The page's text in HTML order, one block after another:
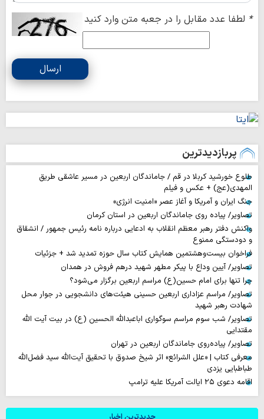
* لطفا عدد مقابل را در جعبه متن وارد کنید
ارسال
پربازدیدترین
طلوع خورشید کربلا در قم / جاماندگان اربعین در مسیر عاشقی طریق
المهدی(عج) + عکس و فیلم
جنگ ایران و آمریکا و آغاز عصر «امنیت انرژی»
تصاویر/ پیاده روی جاماندگان اربعین در استان کرمان
واکنش دفتر رهبر معظم انقلاب به ادعایی درباره نامه رئیس جمهور / انشقاق
و دودستگی ممنوع
فراخوان بیست‌وهشتمین همایش کتاب سال حوزه تمدید شد + جزئیات
تصاویر/ آیین وداع با پیکر مطهر شهید درهم فروش در همدان
چرا تنها برای امام حسین(ع) مراسم اربعین برگزار می‌شود؟
تصاویر/ مراسم عزاداری اربعین حسینی هیئت‌های دانشجویی در جوار محل
شهادت رهبر شهید
تصاویر/ شب سوم مراسم سوگواری اباعبدالله الحسین (ع) در بیت آیت الله
مقتدایی
تصاویر/ پیاده‌روی جاماندگان اربعین در تهران
معرفی کتاب | «علل الشرائع» اثر شیخ صدوق با تحقیق آیت‌الله سید فضل‌الله
طباطبایی یزدی
اقامه دعوی ۲۵ ایالت آمریکا علیه ترامپ